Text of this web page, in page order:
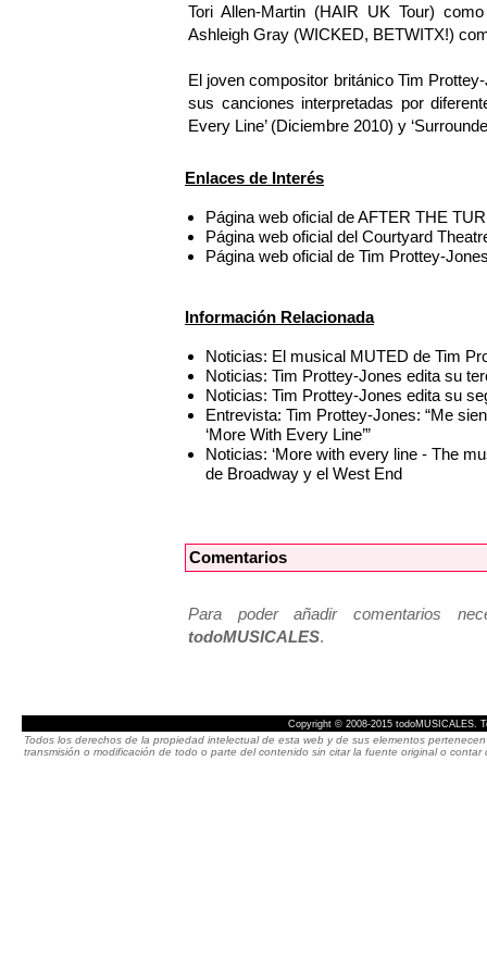
Tori Allen-Martin (HAIR UK Tour)
Ashleigh Gray (WICKED, BETWITX!)
El joven compositor británico Tim
sus canciones interpretadas por
Every Line’ (Diciembre 2010) y
Enlaces de Interés
Página web oficial de AFTER THE
Página web oficial del Courtyard
Página web oficial de Tim Prottey-
Información Relacionada
Noticias: El musical MUTED de Tim
Noticias: Tim Prottey-Jones edita su
Noticias: Tim Prottey-Jones edita su
Entrevista: Tim Prottey-Jones: “Me
‘More With Every Line’”
Noticias: ‘More with every line - The
de Broadway y el West End
Comentarios
Para poder añadir comentarios
todoMUSICALES.
Copyright © 2008-2015 todoMUSICALES.
Todos los derechos de la propiedad intelectual de esta web y de sus elementos
transmisión o modificación de todo o parte del contenido sin citar la fuente original o